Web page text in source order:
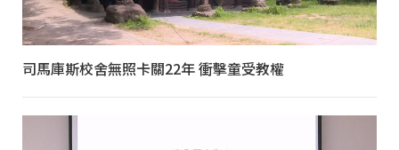
司馬庫斯校舍無照卡關22年 衝擊童受教權